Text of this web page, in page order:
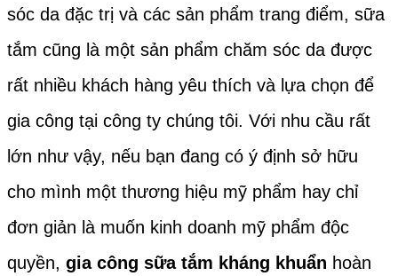
sóc da đặc trị và các sản phẩm trang điểm, sữa
tắm cũng là một sản phẩm chăm sóc da được
rất nhiều khách hàng yêu thích và lựa chọn để
gia công tại công ty chúng tôi. Với nhu cầu rất
lớn như vậy, nếu bạn đang có ý định sở hữu
cho mình một thương hiệu mỹ phẩm hay chỉ
đơn giản là muốn kinh doanh mỹ phẩm độc
quyền, gia công sữa tắm kháng khuẩn hoàn